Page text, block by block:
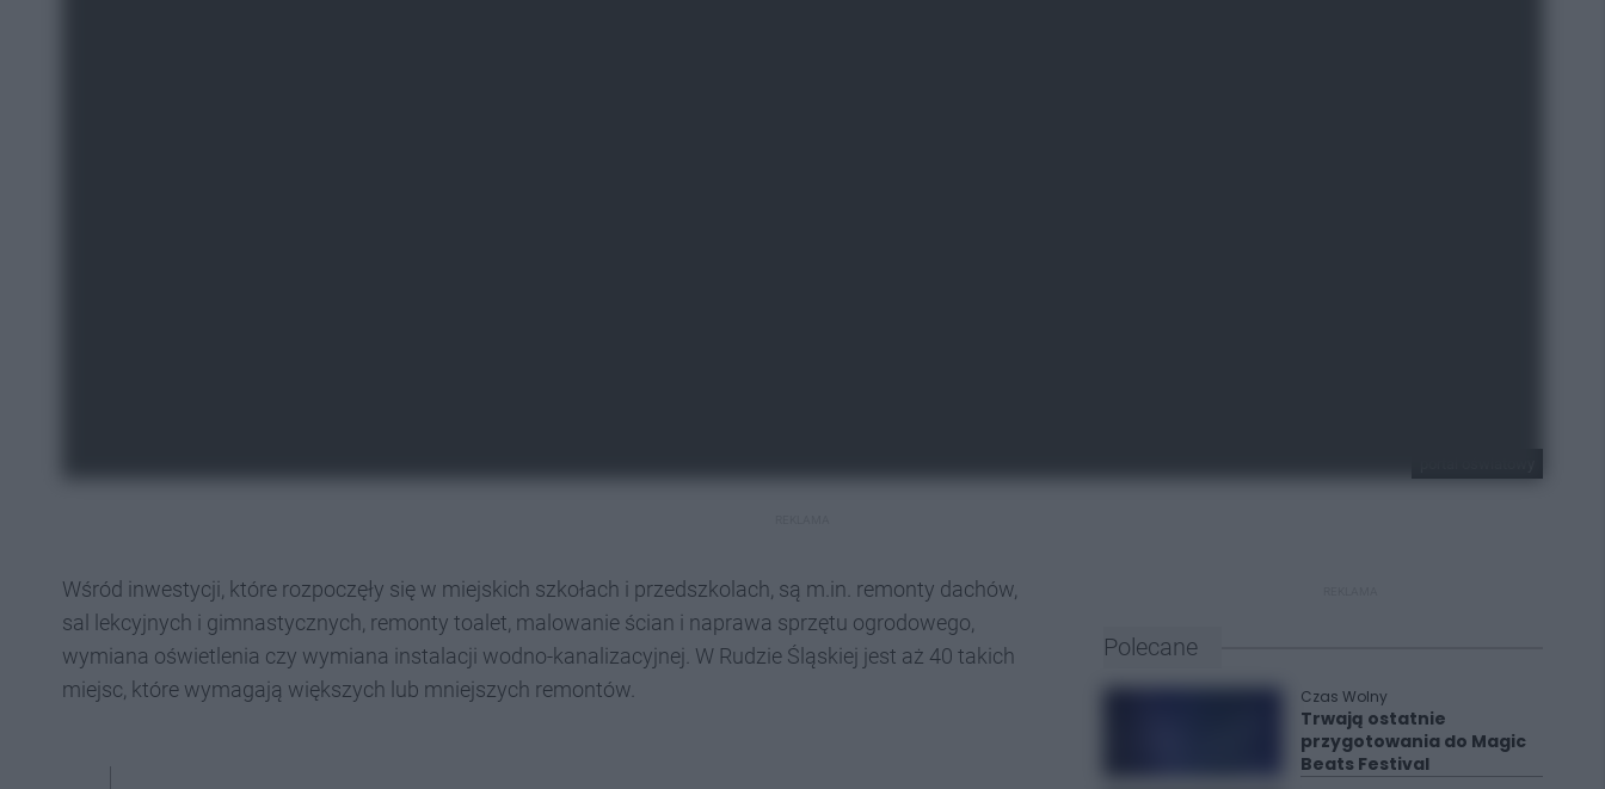
Wśród inwestycji, które rozpoczęły się w miejskich szkołach i przedszkolach, są m.in. remonty dachów,
sal lekcyjnych i gimnastycznych, remonty toalet, malowanie ścian i naprawa sprzętu ogrodowego,
wymiana oświetlenia czy wymiana instalacji wodno-kanalizacyjnej. W Rudzie Śląskiej jest aż 40 takich
miejsc, które wymagają większych lub mniejszych remontów.
Polecane
Czas Wolny
Trwają ostatnie
przygotowania do Magic
Beats Festival